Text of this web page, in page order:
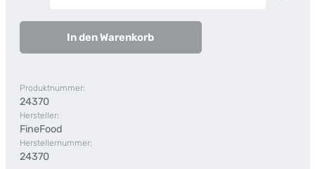
In den Warenkorb
Produktnummer:
24370
Hersteller:
FineFood
Herstellernummer:
24370